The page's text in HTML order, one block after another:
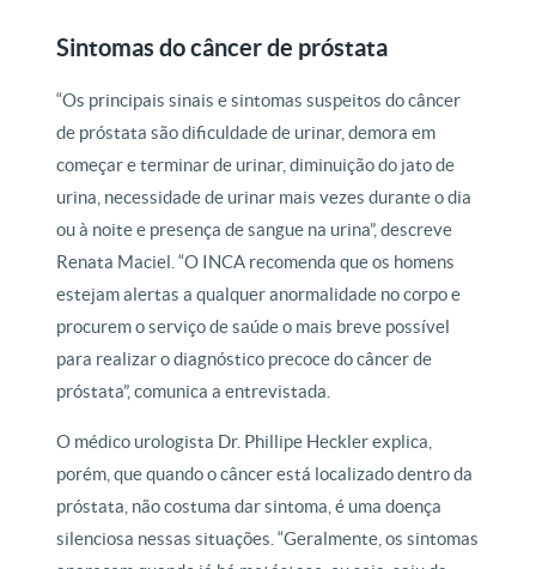
Sintomas do câncer de próstata
“Os principais sinais e sintomas suspeitos do câncer
de próstata são dificuldade de urinar, demora em
começar e terminar de urinar, diminuição do jato de
urina, necessidade de urinar mais vezes durante o dia
ou à noite e presença de sangue na urina”, descreve
Renata Maciel. “O INCA recomenda que os homens
estejam alertas a qualquer anormalidade no corpo e
procurem o serviço de saúde o mais breve possível
para realizar o diagnóstico precoce do câncer de
próstata”, comunica a entrevistada.
O médico urologista Dr. Phillipe Heckler explica,
porém, que quando o câncer está localizado dentro da
próstata, não costuma dar sintoma, é uma doença
silenciosa nessas situações. “Geralmente, os sintomas